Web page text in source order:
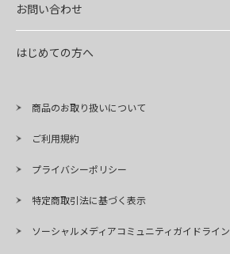
お問い合わせ
はじめての方へ
商品のお取り扱いについて
ご利用規約
プライバシーポリシー
特定商取引法に基づく表示
ソーシャルメディアコミュニティガイドライン